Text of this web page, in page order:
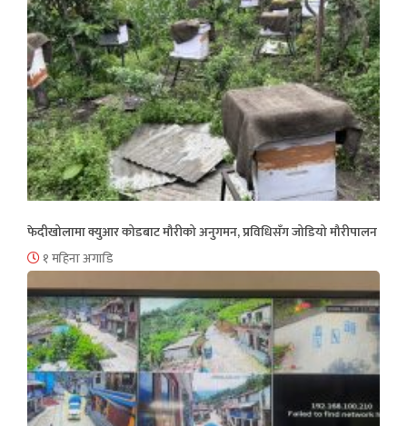
फेदीखोलामा क्युआर कोडबाट मौरीको अनुगमन, प्रविधिसँग जोडियो मौरीपालन
१ महिना अगाडि